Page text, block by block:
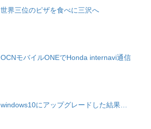
世界三位のピザを食べに三沢へ
OCNモバイルONEでHonda internavi通信
windows10にアップグレードした結果…